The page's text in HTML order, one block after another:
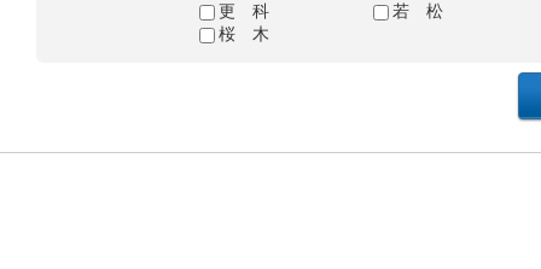
更 科
若 松
桜 木